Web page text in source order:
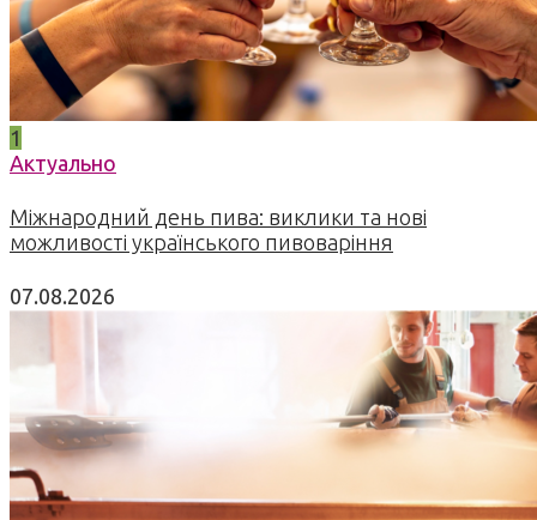
1
Актуально
Міжнародний день пива: виклики та нові
можливості українського пивоваріння
07.08.2026